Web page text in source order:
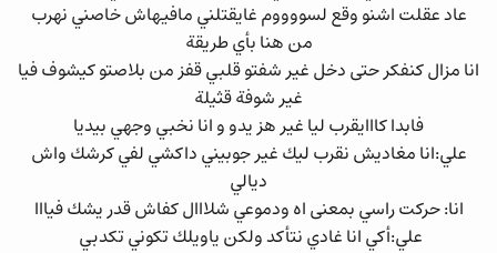
عاد عقلت اشنو وقع لسووووم غايقتلني مافيهاش خاصني نهرب
من هنا بأي طريقة
انا مزال كنفكر حتى دخل غير شفتو قلبي قفز من بلاصتو كيشوف فيا
غير شوفة قثيلة
فابدا كااايقرب ليا غير هز يدو و انا نخبي وجهي بيديا
علي:انا مغاديش نقرب ليك غير جوبيني داكشي لفي كرشك واش
ديالي
انا: حركت راسي بمعنى اه ودموعي شلااال كفاش قدر يشك فيااا
علي:أكي انا غادي نتأكد ولكن ياويلك تكوني تكدبي